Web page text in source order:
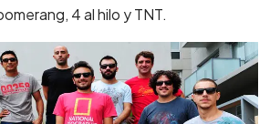
4 al hilo y TNT.